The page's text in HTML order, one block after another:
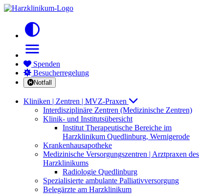
contrast
menu
Spenden
Besucherregelung
Notfall
Kliniken | Zentren | MVZ-Praxen
Interdisziplinäre Zentren (Medizinische Zentren)
Klinik- und Institutsübersicht
Institut Therapeutische Bereiche im
Harzklinikum Quedlinburg, Wernigerode
Krankenhausapotheke
Medizinische Versorgungszentren | Arztpraxen des
Harzklinikums
Radiologie Quedlinburg
Spezialisierte ambulante Palliativversorgung
Belegärzte am Harzklinikum